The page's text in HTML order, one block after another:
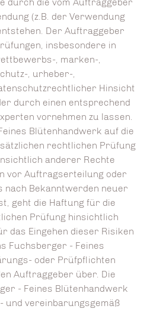
(z.B. der Verwendung
Der Auftraggeber
insbesondere in
, marken-,
, urheber-,
Hinsicht
durch einen entsprechend
vornehmen zu lassen.
Blütenhandwerk auf die
rechtlichen Prüfung
anderer Rechte
vor Auftragserteilung oder
nach Bekanntwerden neuer
geht die Haftung für die
Prüfung hinsichtlich
das Eingehen dieser Risiken
Fuchsberger - Feines
oder Prüfpflichten
Auftraggeber über. Die
- Feines Blütenhandwerk
und vereinbarungsgemäß